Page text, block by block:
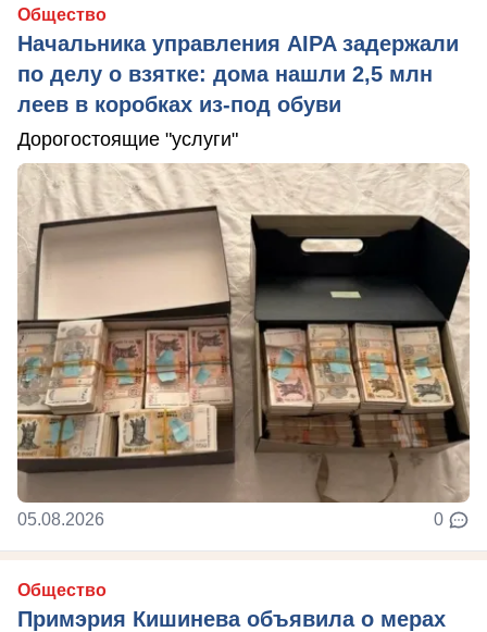
Общество
Начальника управления AIPA задержали
по делу о взятке: дома нашли 2,5 млн
леев в коробках из-под обуви
Дорогостоящие "услуги"
05.08.2026 0
Общество
Примэрия Кишинева объявила о мерах